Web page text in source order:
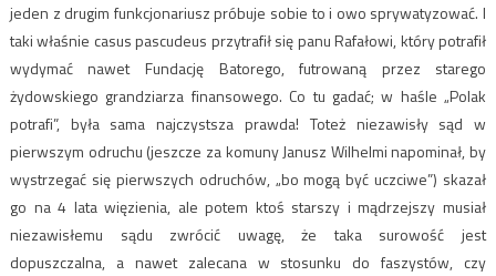
jeden z drugim funkcjonariusz próbuje sobie to i owo sprywatyzować. I
taki właśnie casus pascudeus przytrafił się panu Rafałowi, który potrafił
wydymać nawet Fundację Batorego, futrowaną przez starego
żydowskiego grandziarza finansowego. Co tu gadać; w haśle „Polak
potrafi”, była sama najczystsza prawda! Toteż niezawisły sąd w
pierwszym odruchu (jeszcze za komuny Janusz Wilhelmi napominał, by
wystrzegać się pierwszych odruchów, „bo mogą być uczciwe”) skazał
go na 4 lata więzienia, ale potem ktoś starszy i mądrzejszy musiał
niezawisłemu sądu zwrócić uwagę, że taka surowość jest
dopuszczalna, a nawet zalecana w stosunku do faszystów, czy